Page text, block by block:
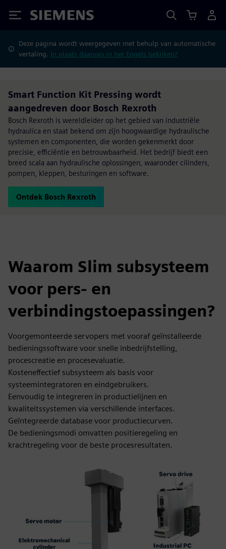
Siemens
Deze pagina wordt weergegeven met behulp van automatische
vertaling. In plaats daarvan in het Engels bekijken?
Smart Function Kit Pressing wordt
aangedreven door Bosch Rexroth
Bosch Rexroth is wereldleider op het gebied van industriële
hydraulica en staat bekend om zijn hoogwaardige hydraulische
systemen en componenten, die worden gekenmerkt door
precisie, efficiëntie en betrouwbaarheid. Het bedrijf biedt een
breed scala aan hydraulische oplossingen, waaronder cilinders,
pompen, kleppen, besturingen en software.
Ontdek Bosch Rexroth
Waarom Slim subsysteem
voor pers- en
verbindingstoepassingen?
Voorgemonteerde servopers met vooraf geïnstalleerde
bedieningssoftware voor snelle inbedrijfstelling,
procescreatie en procesevaluatie.
Kosteneffectief subsysteem als basis voor
systeemintegratoren en eindgebruikers.
Eenvoudig te integreren in productielijnen en
kwaliteitssystemen via verschillende interfaces.
Geïntegreerde database voor productiecurven.
De bedieningsmodi omvatten positieregeling en
krachtregeling voor de beste procesresultaten.